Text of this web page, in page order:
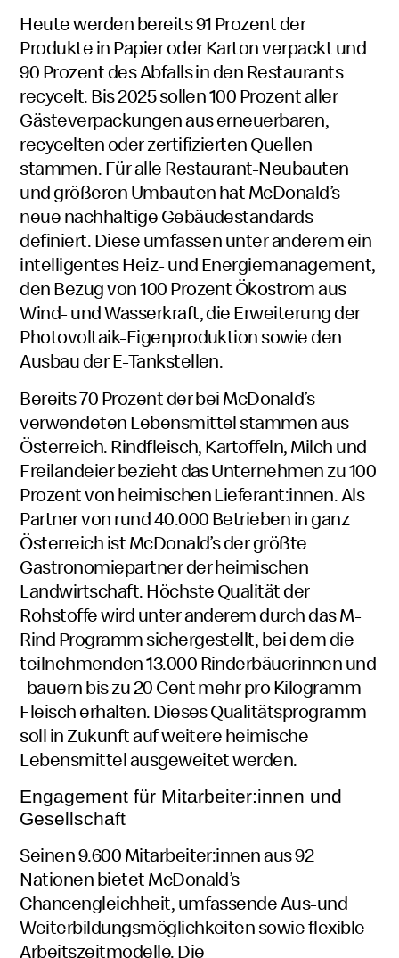
Heute werden bereits 91 Prozent der
Produkte in Papier oder Karton verpackt und
90 Prozent des Abfalls in den Restaurants
recycelt. Bis 2025 sollen 100 Prozent aller
Gästeverpackungen aus erneuerbaren,
recycelten oder zertifizierten Quellen
stammen. Für alle Restaurant-Neubauten
und größeren Umbauten hat McDonald’s
neue nachhaltige Gebäudestandards
definiert. Diese umfassen unter anderem ein
intelligentes Heiz- und Energiemanagement,
den Bezug von 100 Prozent Ökostrom aus
Wind- und Wasserkraft, die Erweiterung der
Photovoltaik-Eigenproduktion sowie den
Ausbau der E-Tankstellen.
Bereits 70 Prozent der bei McDonald’s
verwendeten Lebensmittel stammen aus
Österreich. Rindfleisch, Kartoffeln, Milch und
Freilandeier bezieht das Unternehmen zu 100
Prozent von heimischen Lieferant:innen. Als
Partner von rund 40.000 Betrieben in ganz
Österreich ist McDonald’s der größte
Gastronomiepartner der heimischen
Landwirtschaft. Höchste Qualität der
Rohstoffe wird unter anderem durch das M-
Rind Programm sichergestellt, bei dem die
teilnehmenden 13.000 Rinderbäuerinnen und
-bauern bis zu 20 Cent mehr pro Kilogramm
Fleisch erhalten. Dieses Qualitätsprogramm
soll in Zukunft auf weitere heimische
Lebensmittel ausgeweitet werden.
Engagement für Mitarbeiter:innen und
Gesellschaft
Seinen 9.600 Mitarbeiter:innen aus 92
Nationen bietet McDonald’s
Chancengleichheit, umfassende Aus-und
Weiterbildungsmöglichkeiten sowie flexible
Arbeitszeitmodelle. Die